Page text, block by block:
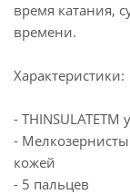
время катания,
времени.
Характеристики:
- THINSULATETM
-
кожей
- 5 пальцев